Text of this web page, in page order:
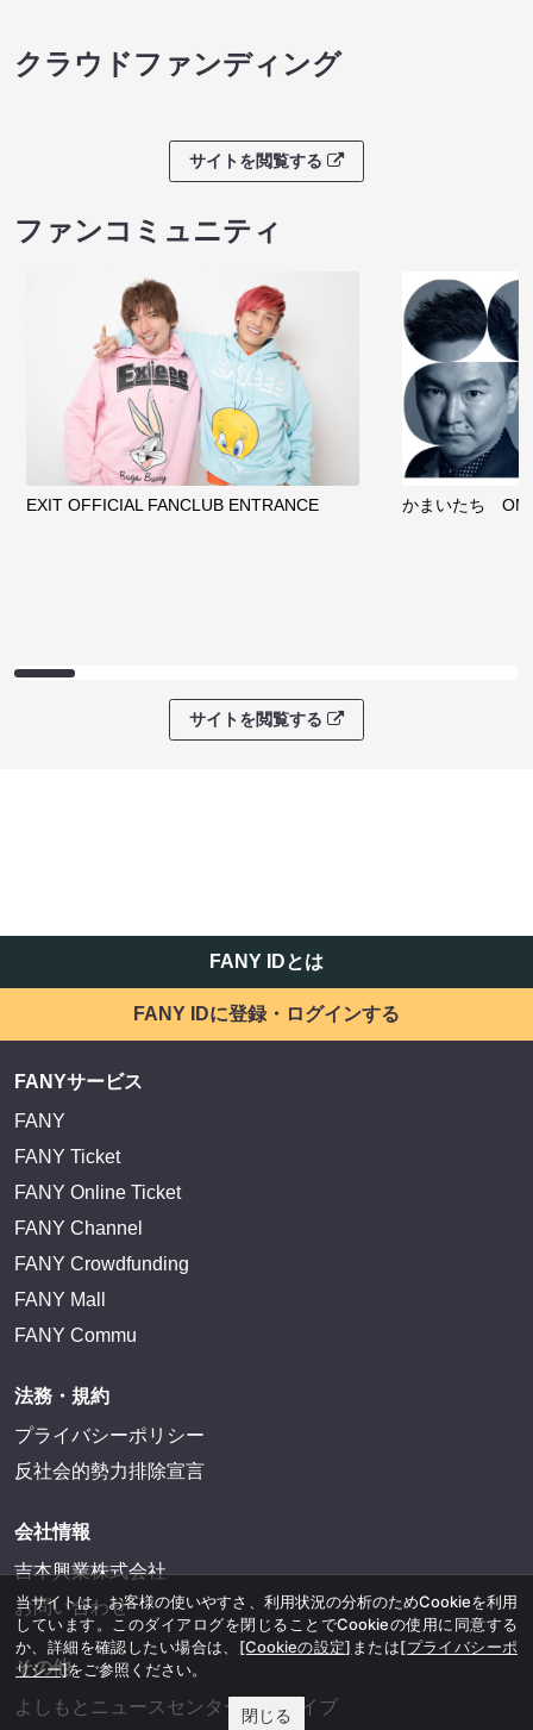
クラウドファンディング
サイトを閲覧する
ファンコミュニティ
EXIT OFFICIAL FANCLUB ENTRANCE かまいたち
サイトを閲覧する
FANY IDとは
FANY IDに登録・ログインする
FANYサービス
FANY
FANY Ticket
FANY Online Ticket
FANY Channel
FANY Crowdfunding
FANY Mall
FANY Commu
法務・規約
プライバシーポリシー
反社会的勢力排除宣言
会社情報
吉本興業株式会社
お問い合わせ
その他
よしもとニュースセンターアーカイブ
当サイトは、お客様の使いやすさ、利用状況の分析のためCookieを利用
しています。このダイアログを閉じることでCookieの使用に同意する
か、詳細を確認したい場合は、 [Cookieの設定] または[プライバシーポ
リシー]をご参照ください。
閉じる